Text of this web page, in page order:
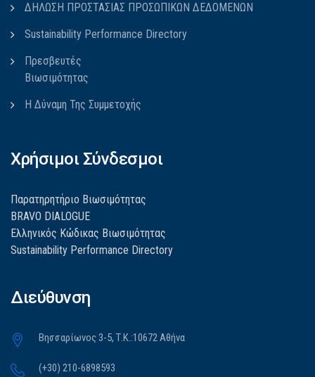
ΔΗΛΩΣΗ ΠΡΟΣΤΑΣΙΑΣ ΠΡΟΣΩΠΙΚΩΝ ΔΕΔΟΜΕΝΩΝ
Sustainability Performance Directory
Πρεσβευτές
Βιωσιμότητας
Η Δύναμη Της Συμμετοχής
Χρήσιμοι Σύνδεσμοι
Παρατηρητήριο Βιωσιμότητας
BRAVO DIALOGUE
Ελληνικός Κώδικας Βιωσιμότητας
Sustainability Performance Directory
Διεύθυνση
Βησσαρίωνος 3-5, Τ.Κ.:10672 Αθήνα
(+30) 210-6898593